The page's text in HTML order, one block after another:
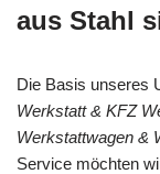
aus Stahl
Die Basis unseres
Werkstatt & KFZ
Werkstattwagen &
Service möchten